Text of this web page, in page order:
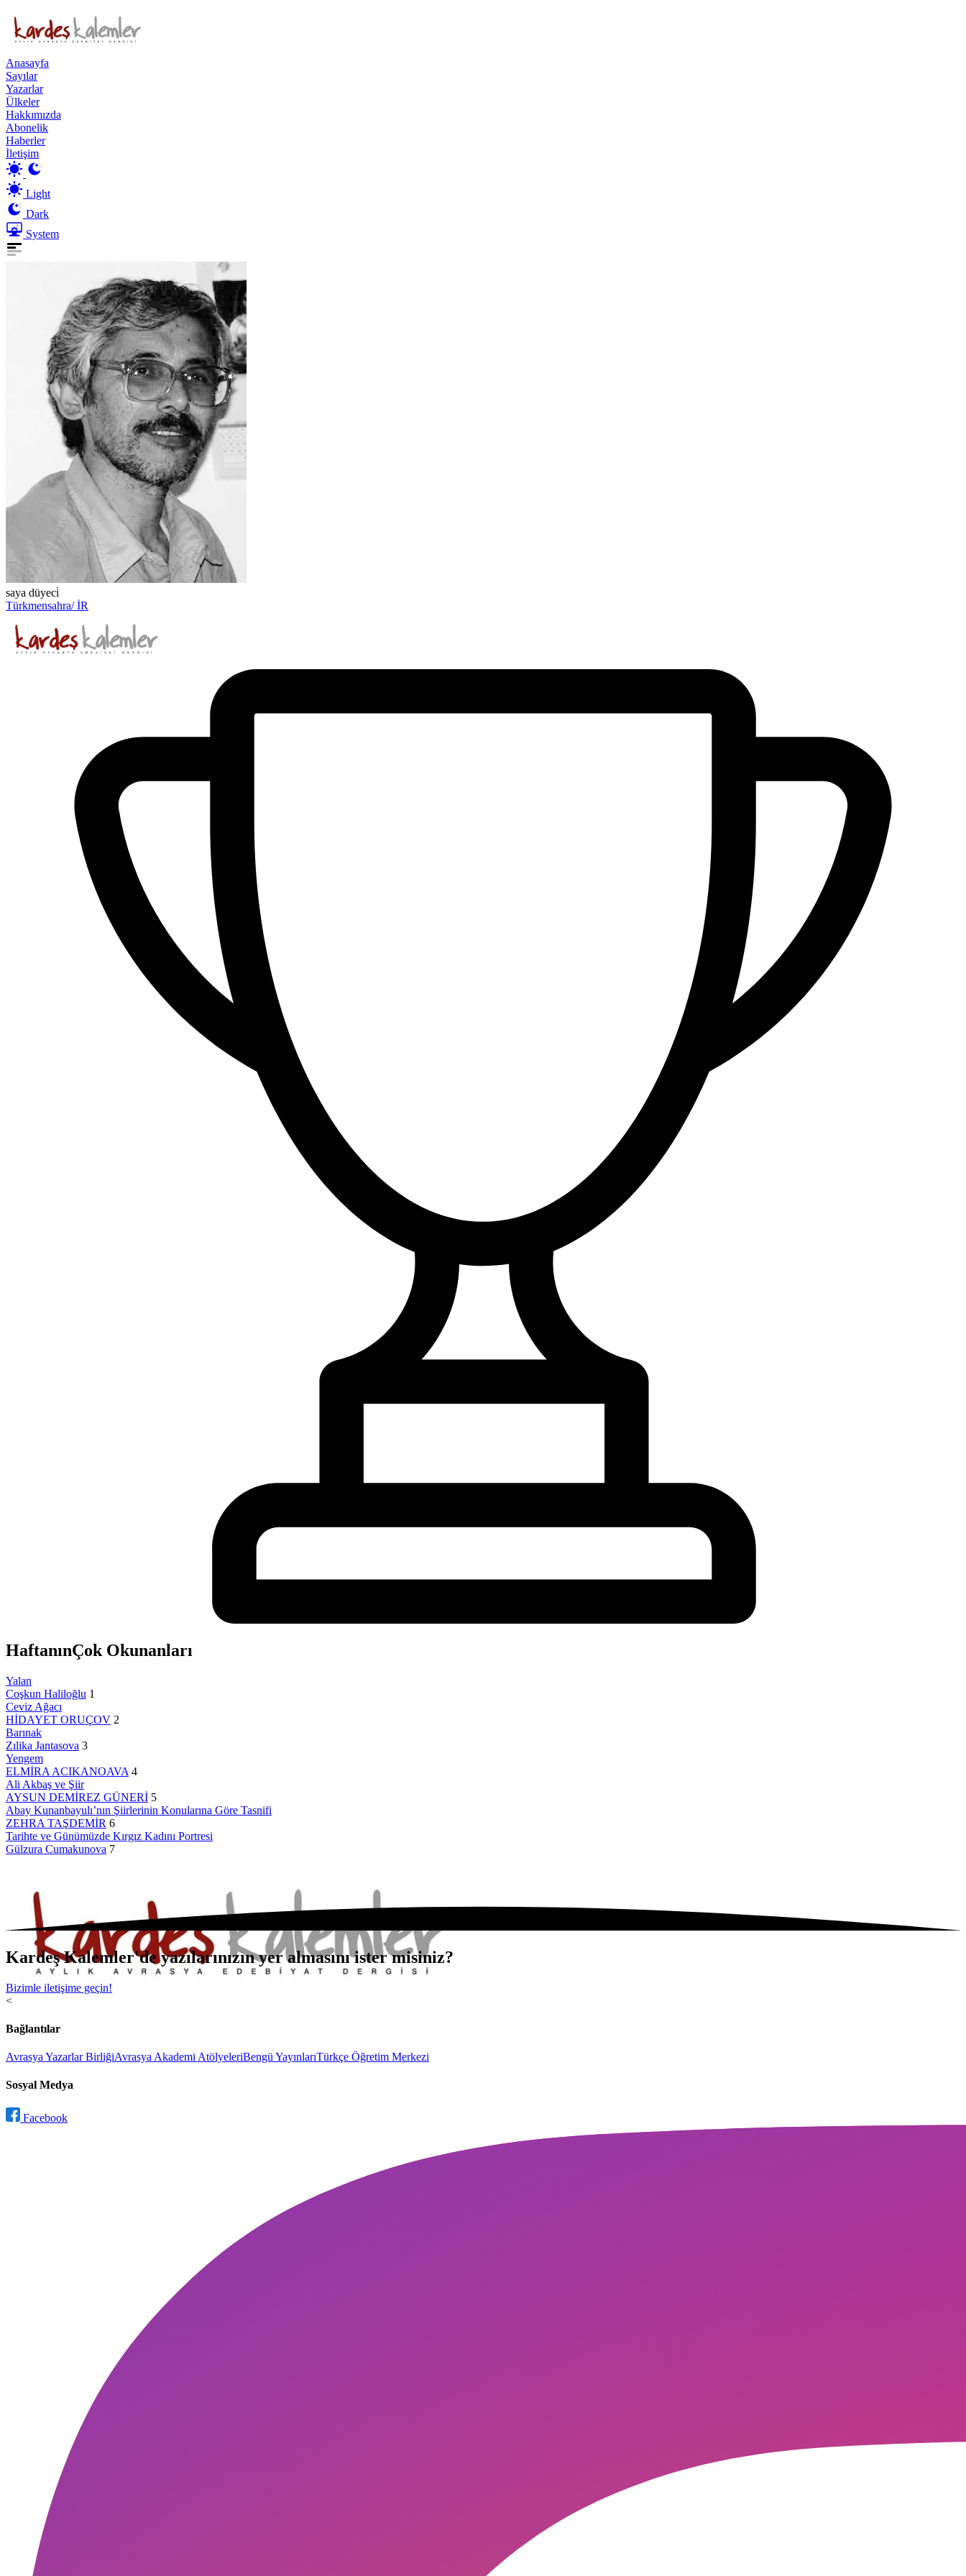
Anasayfa
Sayılar
Yazarlar
Ülkeler
Hakkımızda
Abonelik
Haberler
İletişim
Light
Dark
System
saya düyeci̇
Türkmensahra/ İR
HaftanınÇok Okunanları
Yalan
Coşkun Haliloğlu 1
Ceviz Ağacı
HİDAYET ORUÇOV 2
Barınak
Zılika Jantasova 3
Yengem
ELMİRA ACIKANOAVA 4
Ali Akbaş ve Şiir
AYSUN DEMİREZ GÜNERİ 5
Abay Kunanbayulı’nın Şiirlerinin Konularına Göre Tasnifi
ZEHRA TAŞDEMİR 6
Tarihte ve Günümüzde Kırgız Kadını Portresi
Gülzura Cumakunova 7
Kardeş Kalemler'de yazılarınızın yer almasını ister misiniz?
Bizimle iletişime geçin!
<
Bağlantılar
Avrasya Yazarlar BirliğiAvrasya Akademi AtölyeleriBengü YayınlarıTürkçe Öğretim Merkezi
Sosyal Medya
Facebook